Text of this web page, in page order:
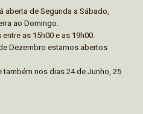
aberta de Segunda a Sábado,
ao Domingo.
as 15h00 e as 19h00.
Dezembro estamos abertos
também nos dias 24 de Junho, 25